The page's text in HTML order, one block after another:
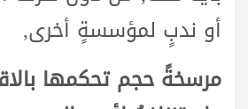
أو ندبٍ لمؤسسةٍ أخرى,
مرسخةً حجم تحكمها